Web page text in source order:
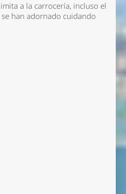
a la carrocería, incluso el
han adornado cuidando